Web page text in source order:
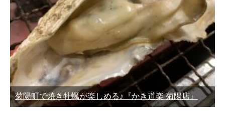
菊陽町で焼き牡蠣が楽しめる♪『かき道楽 菊陽店』